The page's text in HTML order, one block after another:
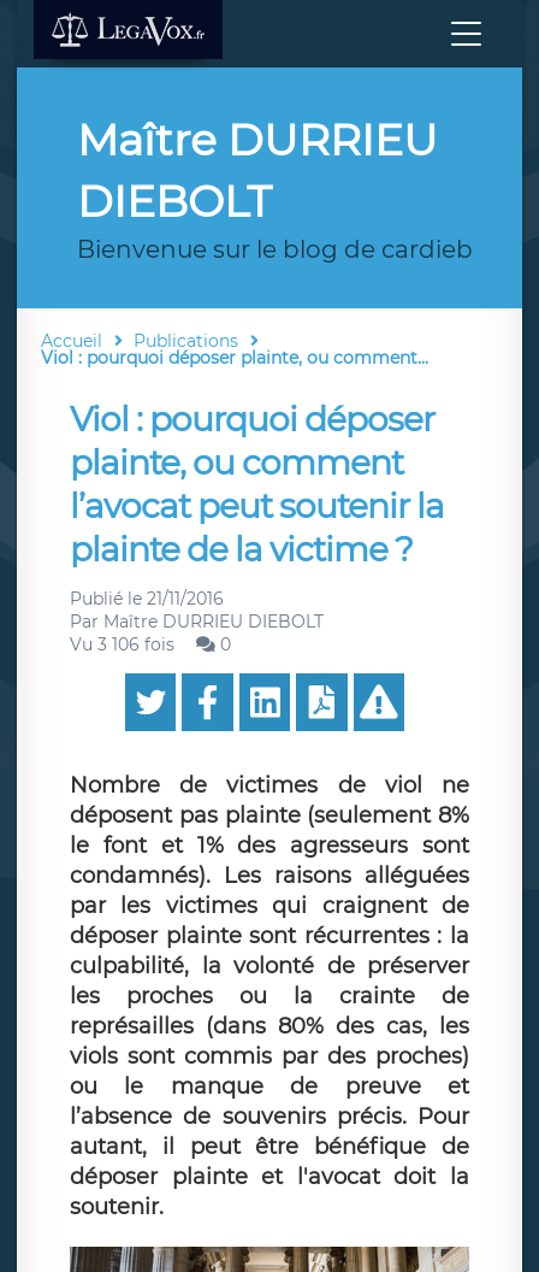
Maître DURRIEU
DIEBOLT
Bienvenue sur le blog de cardieb
Accueil Publications
Viol : pourquoi déposer plainte, ou comment...
Viol : pourquoi déposer
plainte, ou comment
l’avocat peut soutenir la
plainte de la victime ?
Publié le 21/11/2016
Par Maître DURRIEU DIEBOLT
Vu 3 106 fois
0
Nombre de victimes de viol ne
déposent pas plainte (seulement 8%
le font et 1% des agresseurs sont
condamnés). Les raisons alléguées
par les victimes qui craignent de
déposer plainte sont récurrentes : la
culpabilité, la volonté de préserver
les proches ou la crainte de
représailles (dans 80% des cas, les
viols sont commis par des proches)
ou le manque de preuve et
l’absence de souvenirs précis. Pour
autant, il peut être bénéfique de
déposer plainte et l'avocat doit la
soutenir.